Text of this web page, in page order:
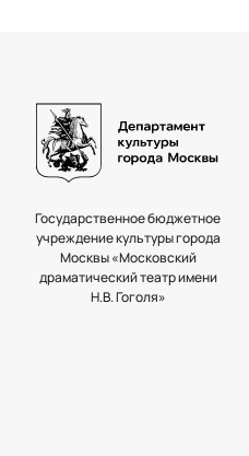
Государственное бюджетное
учреждение культуры города
Москвы «Московский
драматический театр имени
Н.В. Гоголя»